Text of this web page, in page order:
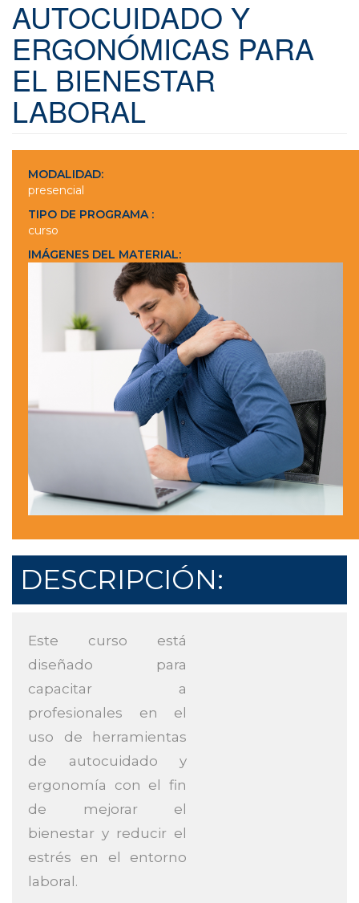
AUTOCUIDADO Y
ERGONÓMICAS PARA
EL BIENESTAR
LABORAL
MODALIDAD:
presencial
TIPO DE PROGRAMA :
curso
IMÁGENES DEL MATERIAL:
DESCRIPCIÓN:
Este curso está
diseñado para
capacitar a
profesionales en el
uso de herramientas
de autocuidado y
ergonomía con el fin
de mejorar el
bienestar y reducir el
estrés en el entorno
laboral.